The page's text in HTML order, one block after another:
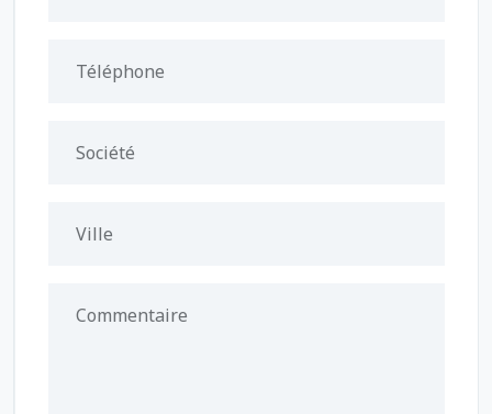
Téléphone
Société
Ville
Commentaire